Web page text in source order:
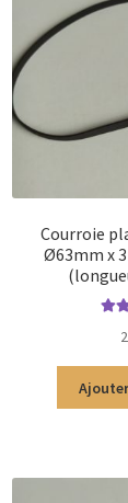
Courroie
Ø63mm x